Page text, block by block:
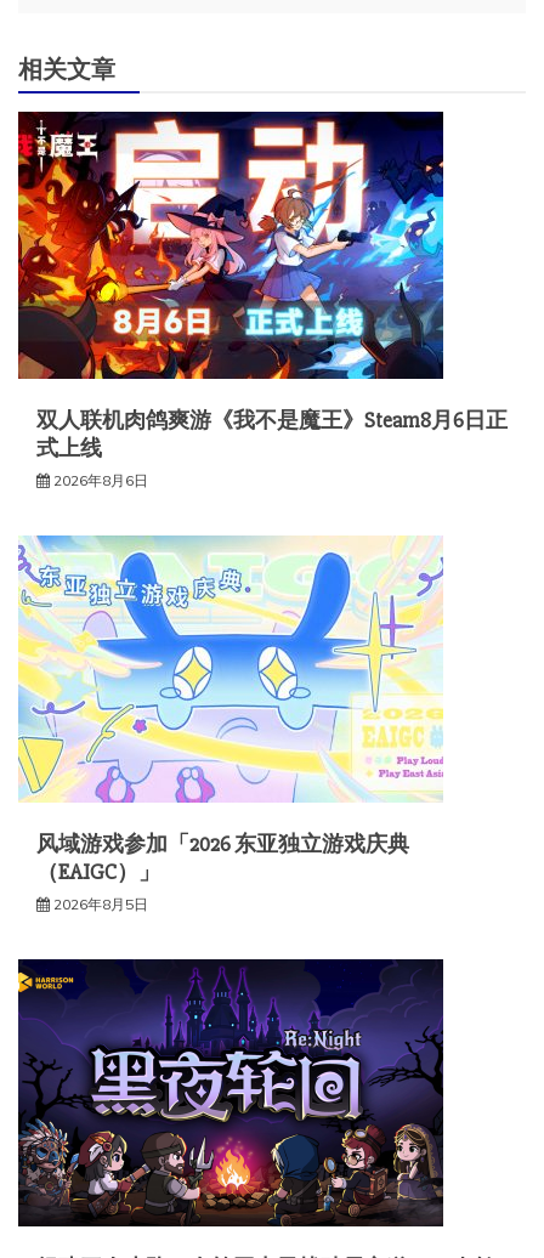
航
相关文章
双人联机肉鸽爽游《我不是魔王》Steam8月6日正
式上线
2026年8月6日
风域游戏参加「2026 东亚独立游戏庆典
（EAIGC）」
2026年8月5日